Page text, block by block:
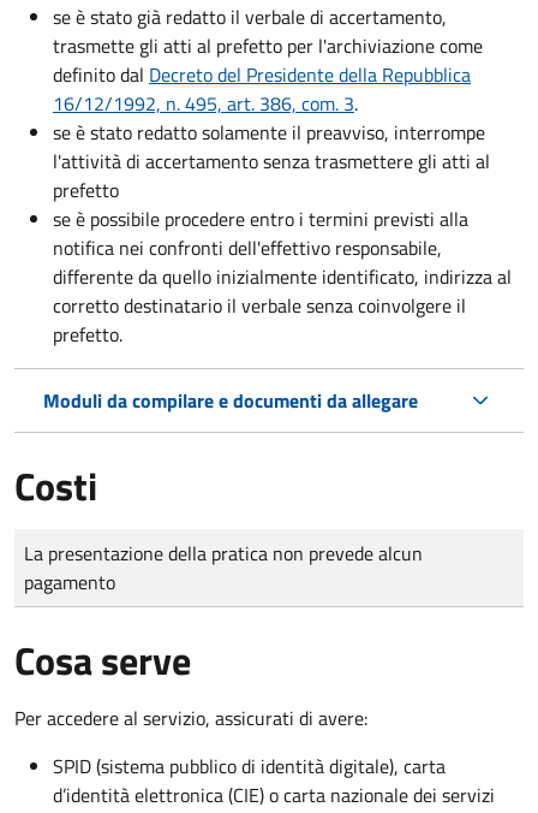
se è stato già redatto il verbale di accertamento,
trasmette gli atti al prefetto per l'archiviazione come
definito dal Decreto del Presidente della Repubblica
16/12/1992, n. 495, art. 386, com. 3.
se è stato redatto solamente il preavviso, interrompe
l'attività di accertamento senza trasmettere gli atti al
prefetto
se è possibile procedere entro i termini previsti alla
notifica nei confronti dell'effettivo responsabile,
differente da quello inizialmente identificato, indirizza al
corretto destinatario il verbale senza coinvolgere il
prefetto.
Moduli da compilare e documenti da allegare
Costi
Tipo di pagamento
Importo
La presentazione della pratica non prevede alcun
pagamento
Cosa serve
Per accedere al servizio, assicurati di avere:
SPID (sistema pubblico di identità digitale), carta
d’identità elettronica (CIE) o carta nazionale dei servizi